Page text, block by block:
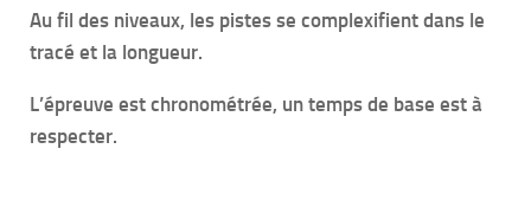
Au fil des niveaux, les pistes se complexifient dans le
tracé et la longueur.
L’épreuve est chronométrée, un temps de base est à
respecter.